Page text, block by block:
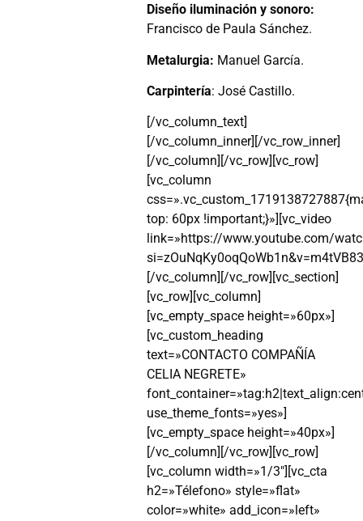
Diseño iluminación y sonoro:
Francisco de Paula Sánchez.
Metalurgia: Manuel García.
Carpintería: José Castillo.
[/vc_column_text]
[/vc_column_inner][/vc_row_inner]
[/vc_column][/vc_row][vc_row]
[vc_column
top: 60px !important;}»][vc_video
link=»https://www.youtube.com/
[/vc_column][/vc_row][vc_section]
[vc_row][vc_column]
[vc_empty_space height=»60px»]
[vc_custom_heading
text=»CONTACTO COMPAÑÍA
CELIA NEGRETE»
use_theme_fonts=»yes»]
[vc_empty_space height=»40px»]
[/vc_column][/vc_row][vc_row]
[vc_column width=»1/3″][vc_cta
h2=»Télefono» style=»flat»
color=»white» add_icon=»left»